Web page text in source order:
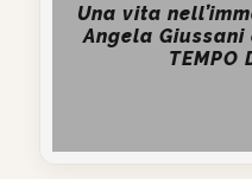
Una vita
Angela
TEMPO